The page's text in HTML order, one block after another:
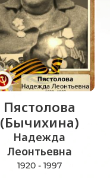
Пястолова
(Бычихина)
Надежда
Леонтьевна
1920 - 1997